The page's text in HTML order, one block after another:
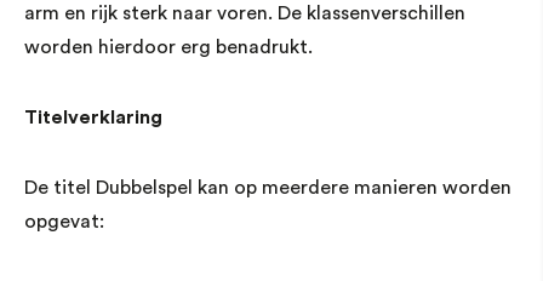
arm en rijk sterk naar voren. De klassenverschillen
worden hierdoor erg benadrukt.
Titelverklaring
De titel Dubbelspel kan op meerdere manieren worden
opgevat: